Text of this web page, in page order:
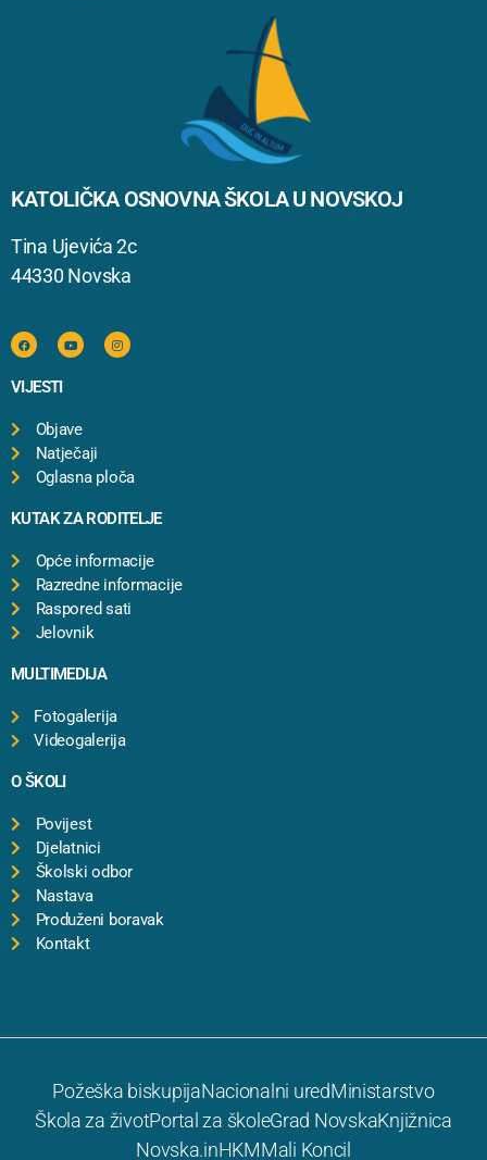
KATOLIČKA OSNOVNA ŠKOLA U NOVSKOJ
Tina Ujevića 2c
44330 Novska
VIJESTI
Objave
Natječaji
Oglasna ploča
KUTAK ZA RODITELJE
Opće informacije
Razredne informacije
Raspored sati
Jelovnik
MULTIMEDIJA
Fotogalerija
Videogalerija
O ŠKOLI
Povijest
Djelatnici
Školski odbor
Nastava
Produženi boravak
Kontakt
Požeška biskupijaNacionalni uredMinistarstvo
Škola za životPortal za školeGrad NovskaKnjižnica
Novska.inHKMMali Koncil